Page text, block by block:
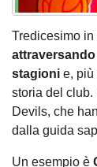
Tredicesimo in
stagioni e, più
storia del club.
Devils, che
dalla guida
Un esempio è